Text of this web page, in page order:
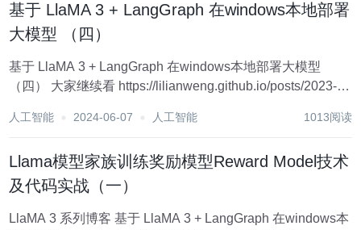
基于 LlaMA 3 + LangGraph 在windows本地部署
大模型 （四）
基于 LlaMA 3 + LangGraph 在windows本地部署大模型
（四） 大家继续看 https://lilianweng.github.io/posts/2023-
人类...
人工智能 2024-06-07 人工智能 1013阅读
Llama模型家族训练奖励模型Reward Model技术
及代码实战（一）
LlaMA 3 系列博客 基于 LlaMA 3 + LangGraph 在windows本